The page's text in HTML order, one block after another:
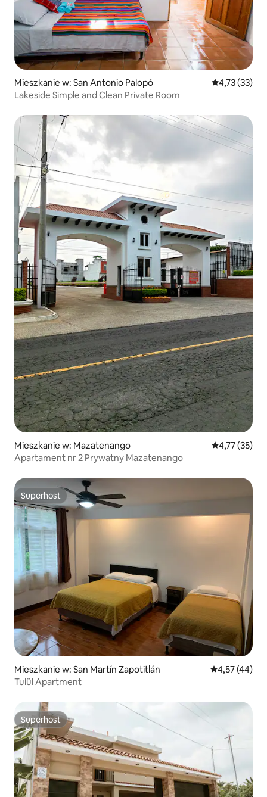
Mieszkanie w: San Antonio Palopó Średnia
4,73 (33)
Lakeside Simple and Clean Private Room
Mieszkanie w: Mazatenango Średnia
4,77 (35)
Apartament nr 2 Prywatny Mazatenango
Superhost
Superhost
Mieszkanie w: San Martín Zapotitlán Średnia
4,57 (44)
Tulül Apartment
Superhost
Superhost